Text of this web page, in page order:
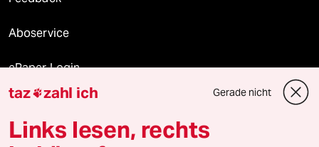
Aboservice
ePaper Login
Downloads für Abonnierende
taz zahl ich Gerade nicht
Links lesen, rechts